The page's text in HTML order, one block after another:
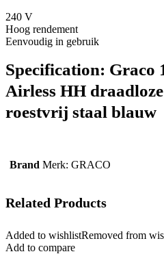
240 V
Hoog rendement
Eenvoudig in gebruik
Specification: Graco
Airless HH
roestvrij staal blauw
Brand Merk: GRACO
Related Products
Added to wishlistRemoved from
Add to compare